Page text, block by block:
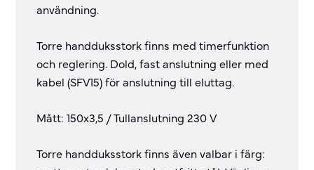
användning.
Torre handduksstork finns med timerfunktion
och reglering. Dold, fast anslutning eller med
kabel (SFV15) för anslutning till eluttag.
Mått: 150x3,5 / Tullanslutning 230 V
Torre handduksstork finns även valbar i färg: